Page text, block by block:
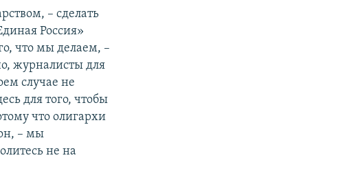
– сделать
Россия»
что мы делаем, –
журналисты для
случае не
для того, чтобы
что олигархи
– мы
не на